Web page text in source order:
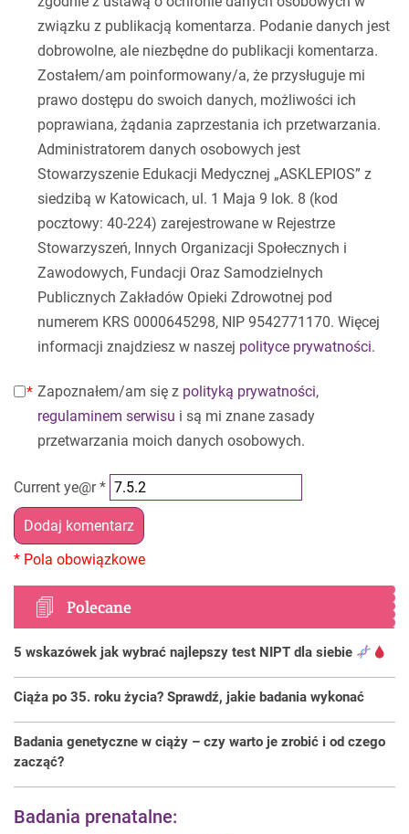
związku z publikacją komentarza. Podanie danych jest
dobrowolne, ale niezbędne do publikacji komentarza.
Zostałem/am poinformowany/a, że przysługuje mi
prawo dostępu do swoich danych, możliwości ich
poprawiana, żądania zaprzestania ich przetwarzania.
Administratorem danych osobowych jest
Stowarzyszenie Edukacji Medycznej „ASKLEPIOS” z
siedzibą w Katowicach, ul. 1 Maja 9 lok. 8 (kod
pocztowy: 40-224) zarejestrowane w Rejestrze
Stowarzyszeń, Innych Organizacji Społecznych i
Zawodowych, Fundacji Oraz Samodzielnych
Publicznych Zakładów Opieki Zdrowotnej pod
numerem KRS 0000645298, NIP 9542771170. Więcej
informacji znajdziesz w naszej polityce prywatności.
Zapoznałem/am się z polityką prywatności,
regulaminem serwisu i są mi znane zasady
przetwarzania moich danych osobowych.
Current ye@r*
Polecane
5 wskazówek jak wybrać najlepszy test NIPT dla siebie
Ciąża po 35. roku życia? Sprawdź, jakie badania wykonać
Badania genetyczne w ciąży – czy warto je zrobić i od czego
zacząć?
Badania prenatalne: